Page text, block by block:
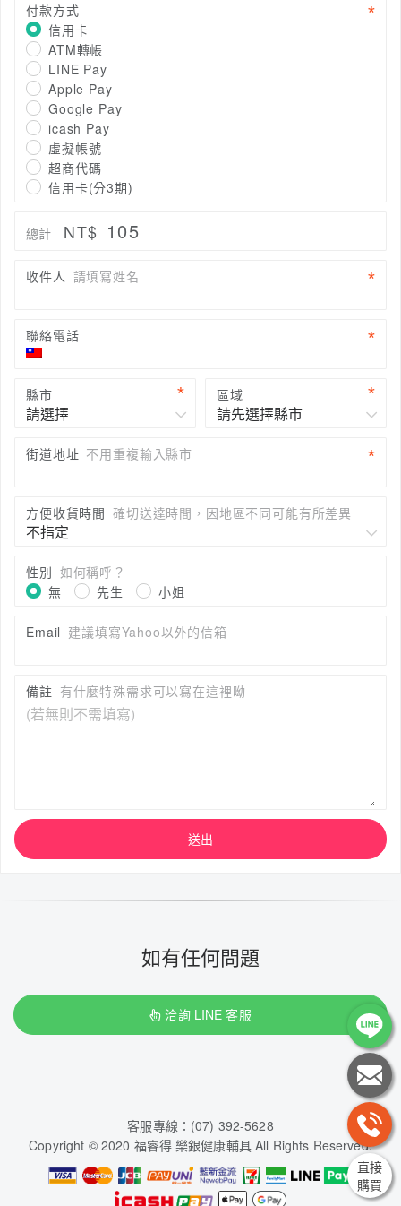
付款方式
信用卡
ATM轉帳
LINE Pay
Apple Pay
Google Pay
icash Pay
虛擬帳號
超商代碼
信用卡(分3期)
總計 NT$ 105
收件人 請填寫姓名
聯絡電話
縣市 區域
街道地址 不用重複輸入縣市
方便收貨時間 確切送達時間，因地區不同可能有所差異
性別 如何稱呼？
無
先生 小姐
Email 建議填寫Yahoo以外的信箱
備註 有什麼特殊需求可以寫在這裡呦
送出
如有任何問題
洽詢 LINE 客服
客服專線：(07) 392-5628
Copyright © 2020 福睿得 樂銀健康輔具 All Rights Reserved.
直接
購買